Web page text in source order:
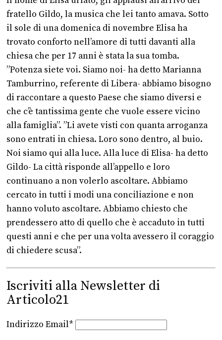
fratello Gildo, la musica che lei tanto amava. Sotto
il sole di una domenica di novembre Elisa ha
trovato conforto nell’amore di tutti davanti alla
chiesa che per 17 anni è stata la sua tomba.
”Potenza siete voi. Siamo noi- ha detto Marianna
Tamburrino, referente di Libera- abbiamo bisogno
di raccontare a questo Paese che siamo diversi e
che c’è tantissima gente che vuole essere vicino
alla famiglia”. ”Li avete visti con quanta arroganza
sono entrati in chiesa. Loro sono dentro, al buio.
Noi siamo qui alla luce. Alla luce di Elisa- ha detto
Gildo- La città risponde all’appello e loro
continuano a non volerlo ascoltare. Abbiamo
cercato in tutti i modi una conciliazione e non
hanno voluto ascoltare. Abbiamo chiesto che
prendessero atto di quello che è accaduto in tutti
questi anni e che per una volta avessero il coraggio
di chiedere scusa”.
Iscriviti alla Newsletter di
Articolo21
Indirizzo Email*